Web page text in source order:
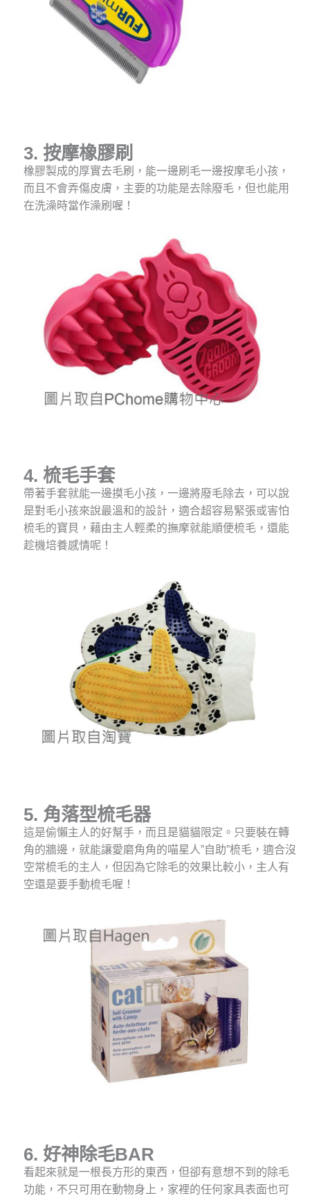
3. 按摩橡膠刷
橡膠製成的厚實去毛刷，能一邊刷毛一邊按摩毛小孩，
而且不會弄傷皮膚，主要的功能是去除廢毛，但也能用
在洗澡時當作澡刷喔！
4. 梳毛手套
帶著手套就能一邊摸毛小孩，一邊將廢毛除去，可以說
是對毛小孩來說最溫和的設計，適合超容易緊張或害怕
梳毛的寶貝，藉由主人輕柔的撫摩就能順便梳毛，還能
趁機培養感情呢！
5. 角落型梳毛器
這是偷懶主人的好幫手，而且是貓貓限定。只要裝在轉
角的牆邊，就能讓愛磨角角的喵星人”自助”梳毛，適合沒
空常梳毛的主人，但因為它除毛的效果比較小，主人有
空還是要手動梳毛喔！
6. 好神除毛BAR
看起來就是一根長方形的東西，但卻有意想不到的除毛
功能，不只可用在動物身上，家裡的任何家具表面也可